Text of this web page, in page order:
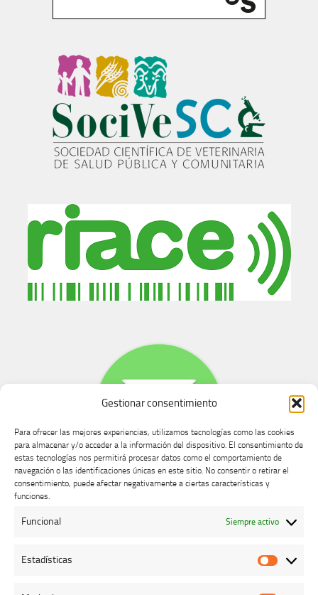
Gestionar consentimiento
Para ofrecer las mejores experiencias, utilizamos tecnologías como las cookies
para almacenar y/o acceder a la información del dispositivo. El consentimiento de
estas tecnologías nos permitirá procesar datos como el comportamiento de
navegación o las identificaciones únicas en este sitio. No consentir o retirar el
consentimiento, puede afectar negativamente a ciertas características y
funciones.
Funcional Siempre activo
Estadísticas
Buzón de dudas, quejas y sugerencias